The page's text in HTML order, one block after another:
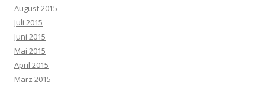
August 2015
Juli 2015
Juni 2015
Mai 2015
April 2015
März 2015